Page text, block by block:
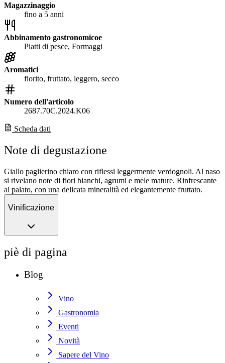
Magazzinaggio
fino a 5 anni
Abbinamento gastronomicoe
Piatti di pesce, Formaggi
Aromatici
fiorito, fruttato, leggero, secco
Numero dell'articolo
2687.70C.2024.K06
Scheda dati
Note di degustazione
Giallo paglierino chiaro con riflessi leggermente verdognoli. Al naso
si rivelano note di fiori bianchi, agrumi e mele mature. Rinfrescante
al palato, con una delicata mineralità ed elegantemente fruttato.
Vinificazione
piè di pagina
Blog
Vino
Gastronomia
Eventi
Novità
Sapere del Vino